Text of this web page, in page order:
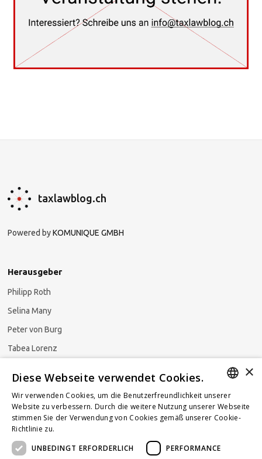
taxlawblog.ch
Powered byKOMUNIQUE GMBH
Herausgeber
Philipp Roth
Selina Many
Peter von Burg
Tabea Lorenz
Newsletter abonnieren
GERMAN
FRENCH
×
Diese Webseite verwendet Cookies.
Wir verwenden Cookies, um die Benutzerfreundlichkeit unserer
Website zu verbessern. Durch die weitere Nutzung unserer Webseite
stimmen Sie der Verwendung von Cookies gemäß unserer Cookie-
Richtlinie zu.
UNBEDINGT ERFORDERLICH
PERFORMANCE